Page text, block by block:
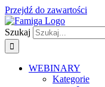
Przejdź do zawartości
Szukaj
WEBINARY
Kategorie